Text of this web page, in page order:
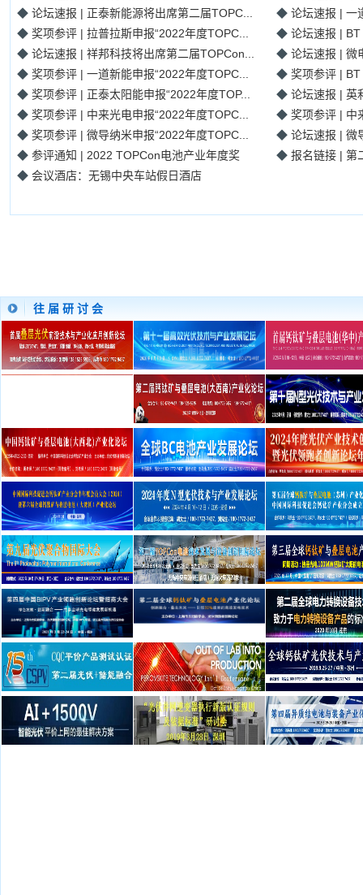
◆ 论坛速报 | 正泰新能源将出席第二届TOPC... ◆ 论坛速报 | 一
◆ 奖项参评 | 拉普拉斯申报“2022年度TOPC... ◆ 论坛速报 |
◆ 论坛速报 | 祥邦科技将出席第二届TOPCon... ◆ 论坛速报 | 微
◆ 奖项参评 | 一道新能申报“2022年度TOPC... ◆ 奖项参评 |
◆ 奖项参评 | 正泰太阳能申报“2022年度TOP... ◆ 论坛速报 | 英
◆ 奖项参评 | 中来光电申报“2022年度TOPC... ◆ 奖项参评 | 中
◆ 奖项参评 | 微导纳米申报“2022年度TOPC... ◆ 论坛速报 | 微
◆ 参评通知 | 2022 TOPCon电池产业年度奖 ◆ 报名链接 | 第
◆ 会议酒店：无锡中央车站假日酒店
往 届 研 讨 会